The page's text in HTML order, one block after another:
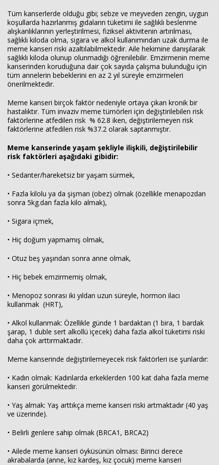
Tüm kanserlerde olduğu gibi; sebze ve meyveden zengin, uygun
koşullarda hazırlanmış gıdaların tüketimi ile sağlıklı beslenme
alışkanlıklarının yerleştirilmesi, fiziksel aktivitenin artırılması,
sağlıklı kiloda olma, sigara ve alkol kullanımından uzak durma ile
meme kanseri riski azaltılabilmektedir. Aile hekimine danışılarak
sağlıklı kiloda olunup olunmadığı öğrenilebilir. Emzirmenin meme
kanserinden koruduğuna dair çok sayıda çalışma bulunduğu için
tüm annelerin bebeklerini en az 2 yıl süreyle emzirmeleri
önerilmektedir.
Meme kanseri birçok faktör nedeniyle ortaya çıkan kronik bir
hastalıktır. Tüm invaziv meme tümörleri için değiştirilebilen risk
faktörlerine atfedilen risk % 62.8 iken, değiştirilemeyen risk
faktörlerine atfedilen risk %37.2 olarak saptanmıştır.
Meme kanserinde yaşam şekliyle ilişkili, değiştirilebilir
risk faktörleri aşağıdaki gibidir:
• Sedanter/hareketsiz bir yaşam sürmek,
• Fazla kilolu ya da şişman (obez) olmak (özellikle menapozdan
sonra 5kg.dan fazla kilo almak),
• Sigara içmek,
• Hiç doğum yapmamış olmak,
• Otuz beş yaşından sonra anne olmak,
• Hiç bebek emzirmemiş olmak,
• Menopoz sonrası iki yıldan uzun süreyle, hormon ilacı
kullanmak (HRT),
• Alkol kullanmak: Özellikle günde 1 bardaktan (1 bira, 1 bardak
şarap, 1 duble sert alkollü içecek) daha fazla alkol tüketimi riski
daha çok arttırmaktadır.
Meme kanserinde değiştirilemeyecek risk faktörleri ise şunlardır:
• Kadın olmak: Kadınlarda erkeklerden 100 kat daha fazla meme
kanseri görülmektedir.
• Yaş almak: Yaş arttıkça meme kanseri riski artmaktadır (40 yaş
ve üzerinde).
• Belirli genlere sahip olmak (BRCA1, BRCA2)
• Ailede meme kanseri öyküsünün olması: Birinci derece
akrabalarda (anne, kız kardeş, kız çocuk) meme kanseri